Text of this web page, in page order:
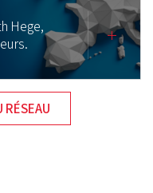
Hege,
RÉSEAU